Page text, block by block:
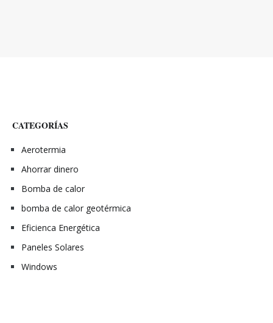
CATEGORÍAS
Aerotermia
Ahorrar dinero
Bomba de calor
bomba de calor geotérmica
Eficienca Energética
Paneles Solares
Windows